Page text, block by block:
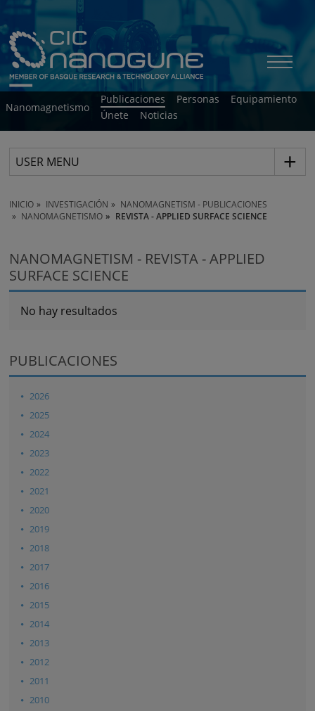
Nanomagnetismo
Publicaciones Personas
Equipamiento
Únete
Noticias
USER MENU
INICIO INVESTIGACIÓN
NANOMAGNETISM - PUBLICACIONES
NANOMAGNETISMO
REVISTA - APPLIED SURFACE SCIENCE
NANOMAGNETISM - REVISTA - APPLIED
SURFACE SCIENCE
No hay resultados
PUBLICACIONES
2026
2025
2024
2023
2022
2021
2020
2019
2018
2017
2016
2015
2014
2013
2012
2011
2010